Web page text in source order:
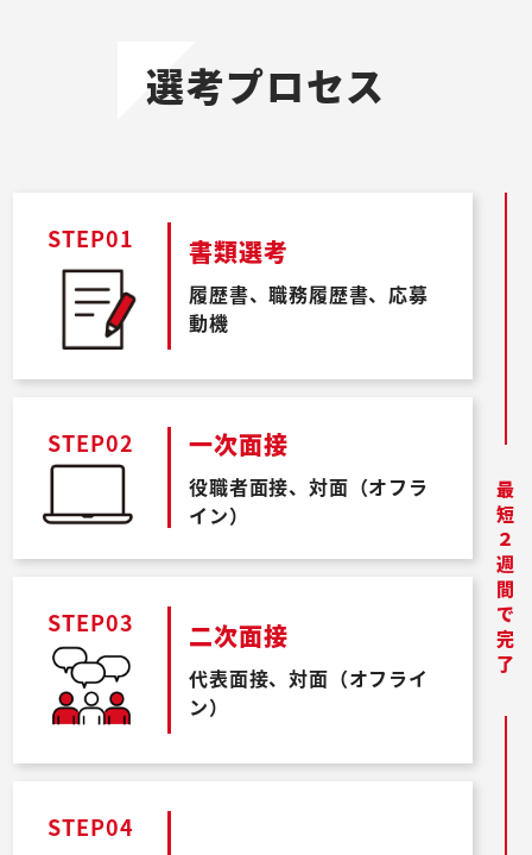
選考プロセス
STEP01 書類選考
履歴書、職務履歴書、応募
動機
STEP02 一次面接
役職者面接、対面（オフラ
イン）
STEP03 二次面接
代表面接、対面（オフライ
ン）
STEP04
最短２週間で完了